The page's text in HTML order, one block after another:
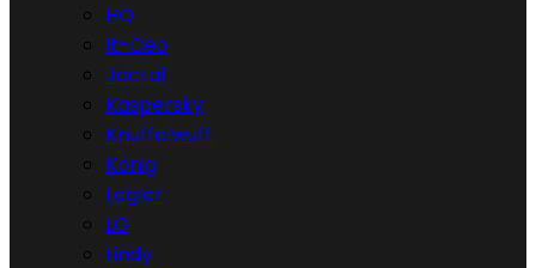
HQ
It-Ceo
Jactal
Kaspersky
Knuffelwuff
König
Legler
LG
Lindy